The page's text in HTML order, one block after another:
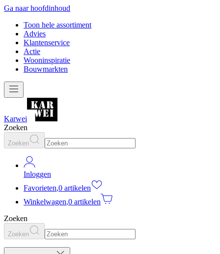
Ga naar hoofdinhoud
Toon hele assortiment
Advies
Klantenservice
Actie
Wooninspiratie
Bouwmarkten
Karwei
Zoeken
Zoeken
Inloggen
Favorieten,0 artikelen
Winkelwagen,0 artikelen
Zoeken
Zoeken